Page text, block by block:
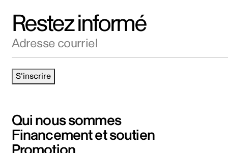
Restez informé
S'inscrire
Qui nous sommes
Financement et soutien